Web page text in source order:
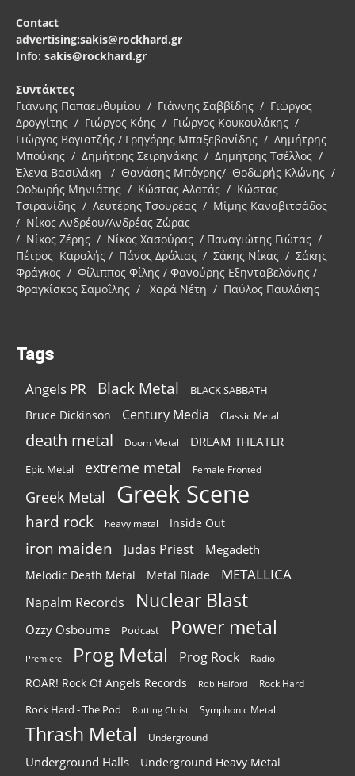
Contact
advertising:sakis@rockhard.gr
Info: sakis@rockhard.gr
Συντάκτες
Γιάννης Παπαευθυμίου / Γιάννης Σαββίδης / Γιώργος
Δρογγίτης / Γιώργος Κόης / Γιώργος Κουκουλάκης /
Γιώργος Βογιατζής / Γρηγόρης Μπαξεβανίδης / Δημήτρης
Μπούκης / Δημήτρης Σειρηνάκης / Δημήτρης Τσέλλος /
Έλενα Βασιλάκη / Θανάσης Μπόγρης/ Θοδωρής Κλώνης /
Θοδωρής Μηνιάτης / Κώστας Αλατάς / Κώστας
Τσιρανίδης / Λευτέρης Τσουρέας / Μίμης Καναβιτσάδος
/ Νίκος Ανδρέου/Ανδρέας Ζώρας
/ Νίκος Ζέρης / Νίκος Χασούρας / Παναγιώτης Γιώτας /
Πέτρος Καραλής / Πάνος Δρόλιας / Σάκης Νίκας / Σάκης
Φράγκος / Φίλιππος Φίλης / Φανούρης Εξηνταβελόνης /
Φραγκίσκος Σαμοΐλης / Χαρά Νέτη / Παύλος Παυλάκης
Tags
Angels PR Black Metal BLACK SABBATH
Bruce Dickinson Century Media Classic Metal
death metal Doom Metal DREAM THEATER
Epic Metal extreme metal Female Fronted
Greek Metal Greek Scene
hard rock heavy metal Inside Out
iron maiden Judas Priest Megadeth
Melodic Death Metal Metal Blade METALLICA
Napalm Records Nuclear Blast
Ozzy Osbourne Podcast Power metal
Premiere Prog Metal Prog Rock Radio
ROAR! Rock Of Angels Records Rob Halford Rock Hard
Rock Hard - The Pod Rotting Christ Symphonic Metal
Thrash Metal Underground
Underground Halls Underground Heavy Metal